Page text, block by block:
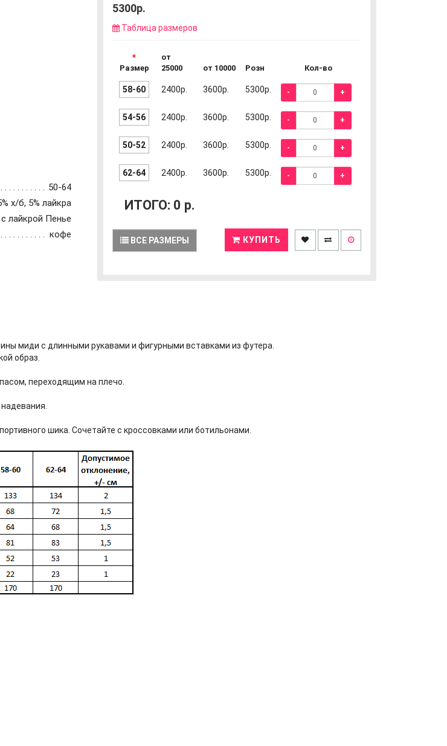
50-64
х/б, 5% лайкра
лайкрой Пенье
кофе
5300р.
Таблица размеров
Размер
от
25000
от 10000 Розн Кол-во
58-60 2400р. 3600р. 5300р. - +
54-56 2400р. 3600р. 5300р. - +
50-52 2400р. 3600р. 5300р. - +
62-64 2400р. 3600р. 5300р. - +
ИТОГО: 0 р.
ВСЕ РАЗМЕРЫ КУПИТЬ
миди с длинными рукавами и фигурными вставками из футера.
образ.
переходящим на плечо.
шика. Сочетайте с кроссовками или ботильонами.